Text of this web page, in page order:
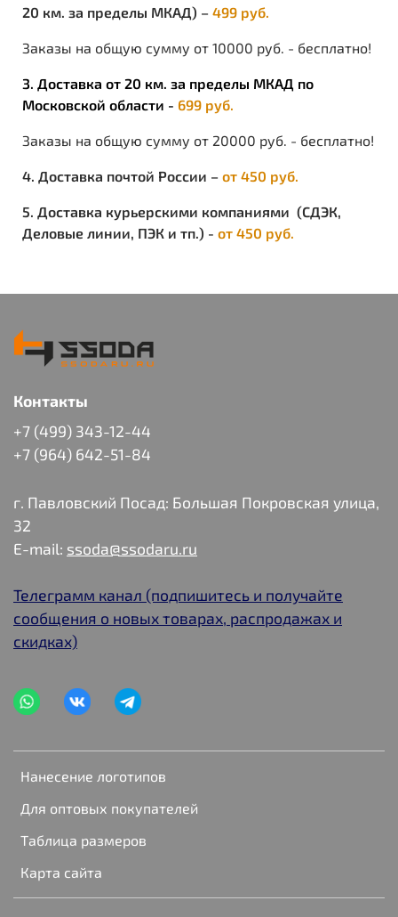
20 км. за пределы МКАД) – 499 руб.
Заказы на общую сумму от 10000 руб. - бесплатно!
3. Доставка от 20 км. за пределы МКАД по
Московской области - 699 руб.
Заказы на общую сумму от 20000 руб. - бесплатно!
4. Доставка почтой России – от 450 руб.
5. Доставка курьерскими компаниями (СДЭК,
Деловые линии, ПЭК и тп.) - от 450 руб.
Нанесение логотипов
Для оптовых покупателей
Таблица размеров
Карта сайта
Контакты
+7 (499) 343-12-44
+7 (964) 642-51-84
г. Павловский Посад: Большая Покровская улица,
32
E-mail: ssoda@ssodaru.ru
Телеграмм канал (подпишитесь и получайте
сообщения о новых товарах, распродажах и
скидках)